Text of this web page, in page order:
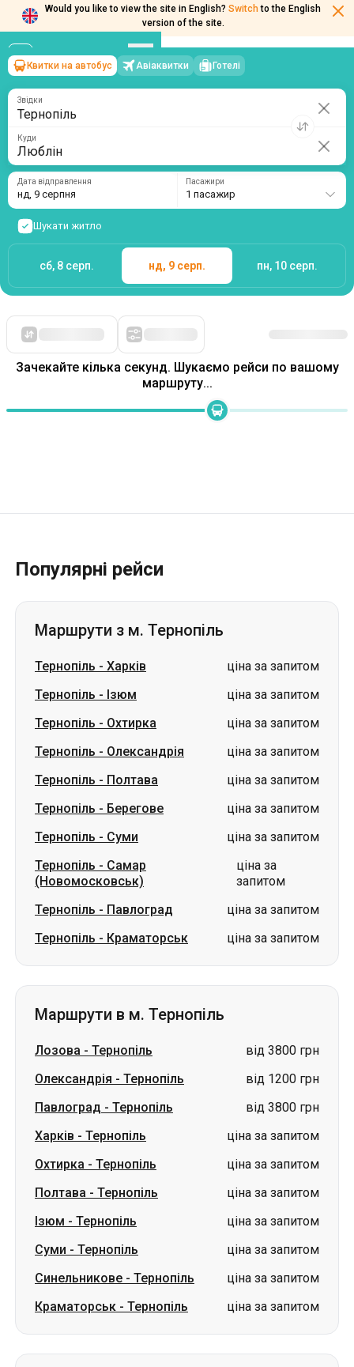
Would you like to view the site in English? Switch to the English
version of the site.
Тернопіль→Люблін
нд, 9 серпня/1 пасажир
Квитки на автобус Авіаквитки Готелі
Звідки
Куди
Дата відправлення
нд, 9 серпня
Пасажири
1 пасажир
Шукати житло
сб, 8 серп. нд, 9 серп. пн, 10 серп.
Зачекайте кілька секунд. Шукаємо рейси по вашому
маршруту...
Популярні рейси
Маршрути з м. Тернопіль
Тернопіль - Харків
ціна за запитом
Тернопіль - Ізюм
ціна за запитом
Тернопіль - Охтирка
ціна за запитом
Тернопіль - Олександрія
ціна за запитом
Тернопіль - Полтава
ціна за запитом
Тернопіль - Берегове
ціна за запитом
Тернопіль - Суми
ціна за запитом
Тернопіль - Самар
(Новомосковськ)
ціна за
запитом
Тернопіль - Павлоград
ціна за запитом
Тернопіль - Краматорськ ціна за запитом
Маршрути в м. Тернопіль
Лозова - Тернопіль
від 3800 грн
Олександрія - Тернопіль
від 1200 грн
Павлоград - Тернопіль
від 3800 грн
Харків - Тернопіль
ціна за запитом
Охтирка - Тернопіль
ціна за запитом
Полтава - Тернопіль
ціна за запитом
Ізюм - Тернопіль
ціна за запитом
Суми - Тернопіль
ціна за запитом
Синельникове - Тернопіль
ціна за запитом
Краматорськ - Тернопіль ціна за запитом